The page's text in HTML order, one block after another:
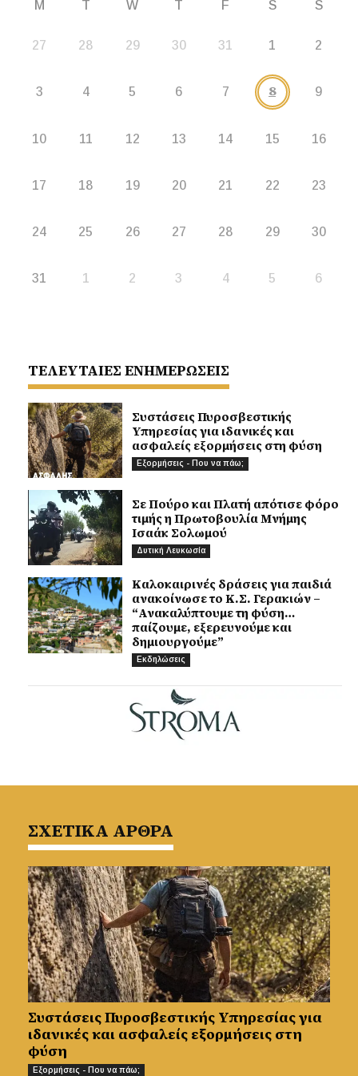
M T W T F S S
27 28 29 30 31 1 2
3 4 5 6 7 8 9
10 11 12 13 14 15 16
17 18 19 20 21 22 23
24 25 26 27 28 29 30
31 1 2 3 4 5 6
ΤΕΛΕΥΤΑΙΕΣ ΕΝΗΜΕΡΩΣΕΙΣ
Συστάσεις Πυροσβεστικής
Υπηρεσίας για ιδανικές και
ασφαλείς εξορμήσεις στη φύση
Εξορμήσεις - Που να πάω;
Σε Πούρο και Πλατή απότισε φόρο
τιμής η Πρωτοβουλία Μνήμης
Ισαάκ Σολωμού
Δυτική Λευκωσία
Καλοκαιρινές δράσεις για παιδιά
ανακοίνωσε το Κ.Σ. Γερακιών –
“Ανακαλύπτουμε τη φύση…
παίζουμε, εξερευνούμε και
δημιουργούμε”
Εκδηλώσεις
ΣΧΕΤΙΚΑ ΑΡΘΡΑ
Συστάσεις Πυροσβεστικής Υπηρεσίας για
ιδανικές και ασφαλείς εξορμήσεις στη
φύση
Εξορμήσεις - Που να πάω;